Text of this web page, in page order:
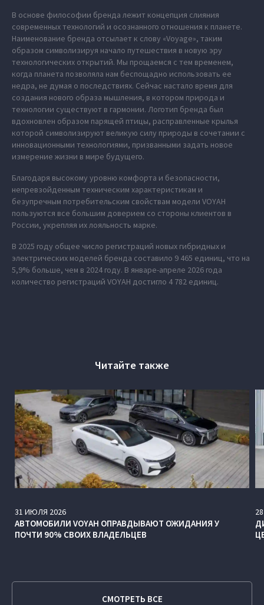
В основе философии бренда лежит концепция слияния
современных технологий и осознанного отношения к планете.
Наименование бренда отсылает к слову «Voyage», таким
образом символизируя начало путешествия в новую эру
технологических открытий. Мы прощаемся с тем временем,
когда планета позволяла нам беспощадно использовать ее
недра, не думая о последствиях. Сейчас настало время для
создания нового образа мышления, в котором природа и
технологии существуют в гармонии. Логотип бренда был
вдохновлен образом парящей птицы, расправленные крылья
которой символизируют великую силу природы в сочетании с
инновационными технологиями, призванными задать новое
измерение жизни в мире будущего.
Благодаря высокому уровню комфорта и безопасности,
непревзойденным техническим характеристикам и
безупречным потребительским свойствам модели VOYAH
пользуются все большим доверием со стороны клиентов в
России, укрепляя их лояльность марке.
В 2025 году общее число регистраций новых гибридных и
электрических моделей бренда составило 9 465 единиц, что на
5,9% больше, чем в 2024 году. В январе-апреле 2026 года
количество регистраций VOYAH достигло 4 782 единиц.
Читайте также
31 ИЮЛЯ 2026
АВТОМОБИЛИ VOYAH ОПРАВДЫВАЮТ ОЖИДАНИЯ У
ПОЧТИ 90% СВОИХ ВЛАДЕЛЬЦЕВ
28
СМОТРЕТЬ ВСЕ